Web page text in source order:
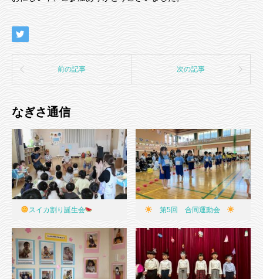
前の記事 次の記事
なぎさ通信
スイカ割り誕生会 第5回 合同運動会